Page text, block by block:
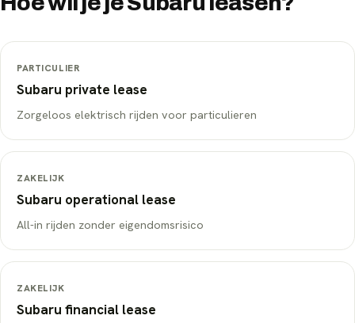
PARTICULIER
Subaru private lease
Zorgeloos elektrisch rijden voor particulieren
ZAKELIJK
Subaru operational lease
All-in rijden zonder eigendomsrisico
ZAKELIJK
Subaru financial lease